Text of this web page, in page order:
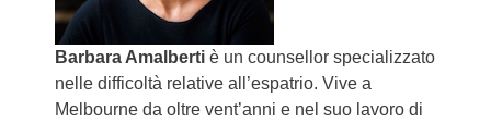
Barbara Amalberti è un counsellor specializzato
nelle difficoltà relative all’espatrio. Vive a
Melbourne da oltre vent’anni e nel suo lavoro di